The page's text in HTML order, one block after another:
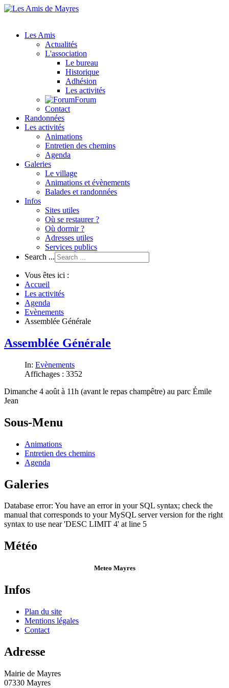
Les Amis
Actualités
L'association
Le bureau
Historique
Adhésion
Les activités
Forum
Contact
Randonnées
Les activités
Animations
Entretien des chemins
Agenda
Galeries
Le village
Animations et évènements
Balades et randonnées
Infos
Sites utiles
Où se restaurer ?
Où dormir ?
Adresses utiles
Services publics
Search ...
Vous êtes ici :
Accueil
Les activités
Agenda
Evènements
Assemblée Générale
Assemblée Générale
In: Evènements
Affichages : 3352
Dimanche 4 août à 11h (avant le repas champêtre) au parc Émile
Jean
Sous-Menu
Animations
Entretien des chemins
Agenda
Galeries
Database error: You have an error in your SQL syntax; check the
manual that corresponds to your MySQL server version for the right
syntax to use near 'DESC LIMIT 4' at line 5
Météo
Meteo Mayres
Infos
Plan du site
Mentions légales
Contact
Adresse
Mairie de Mayres
07330 Mayres